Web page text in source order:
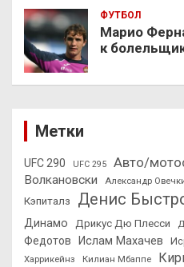
ФУТБОЛ
Марио
к
Метки
UFC 290 UFC 295 Авто/
Волкановски
Александр
Кэпиталз
Денис
Динамо Дрикус Дю Плесси
Федотов
Ислам Махачев
Харрикейнз
Килиан Мбаппе